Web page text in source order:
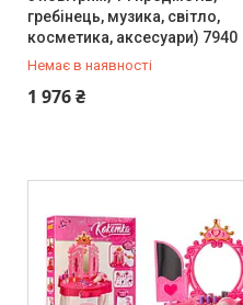
гребінець, музика, світло,
косметика, аксесуари) 7940
Немає в наявності
1 976 ₴
0 (800) 33-98-35